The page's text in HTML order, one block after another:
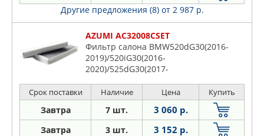
Другие предложения (8) от 2 987 р.
AZUMI AC32008CSET
Фильтр салона BMW520dG30(2016-
2019)/520iG30(2016-
2020)/525dG30(2017-
2023)/530iG30(2016-
2023)/530LiG38(2017-...)/540iXG30(201
Срок поставки Наличие Цена Купить
Завтра 7 шт. 3 060 р.
Завтра 3 шт. 3 152 р.